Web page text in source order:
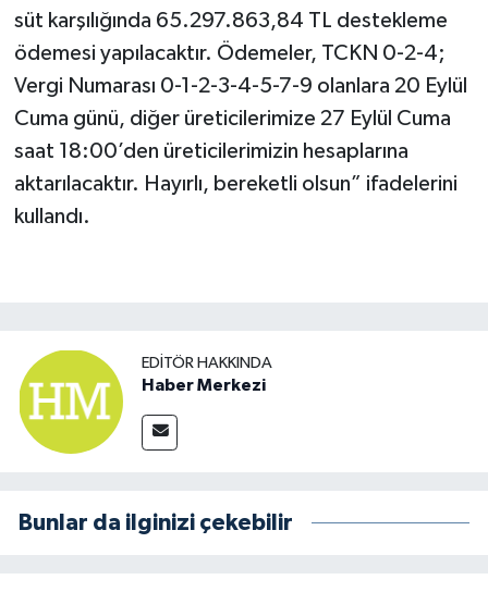
süt karşılığında 65.297.863,84 TL destekleme
ödemesi yapılacaktır. Ödemeler, TCKN 0-2-4;
Vergi Numarası 0-1-2-3-4-5-7-9 olanlara 20 Eylül
Cuma günü, diğer üreticilerimize 27 Eylül Cuma
saat 18:00’den üreticilerimizin hesaplarına
aktarılacaktır. Hayırlı, bereketli olsun” ifadelerini
kullandı.
EDITÖR HAKKINDA
Haber Merkezi
Bunlar da ilginizi çekebilir